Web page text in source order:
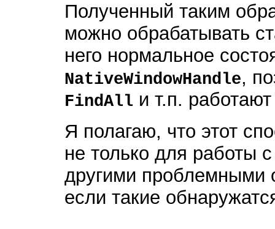
Полученный таким
можно обрабатывать
него нормальное
NativeWindowHandle,
FindAll и т.п.
Я полагаю, что этот
не только для работы
другими проблемными
если такие